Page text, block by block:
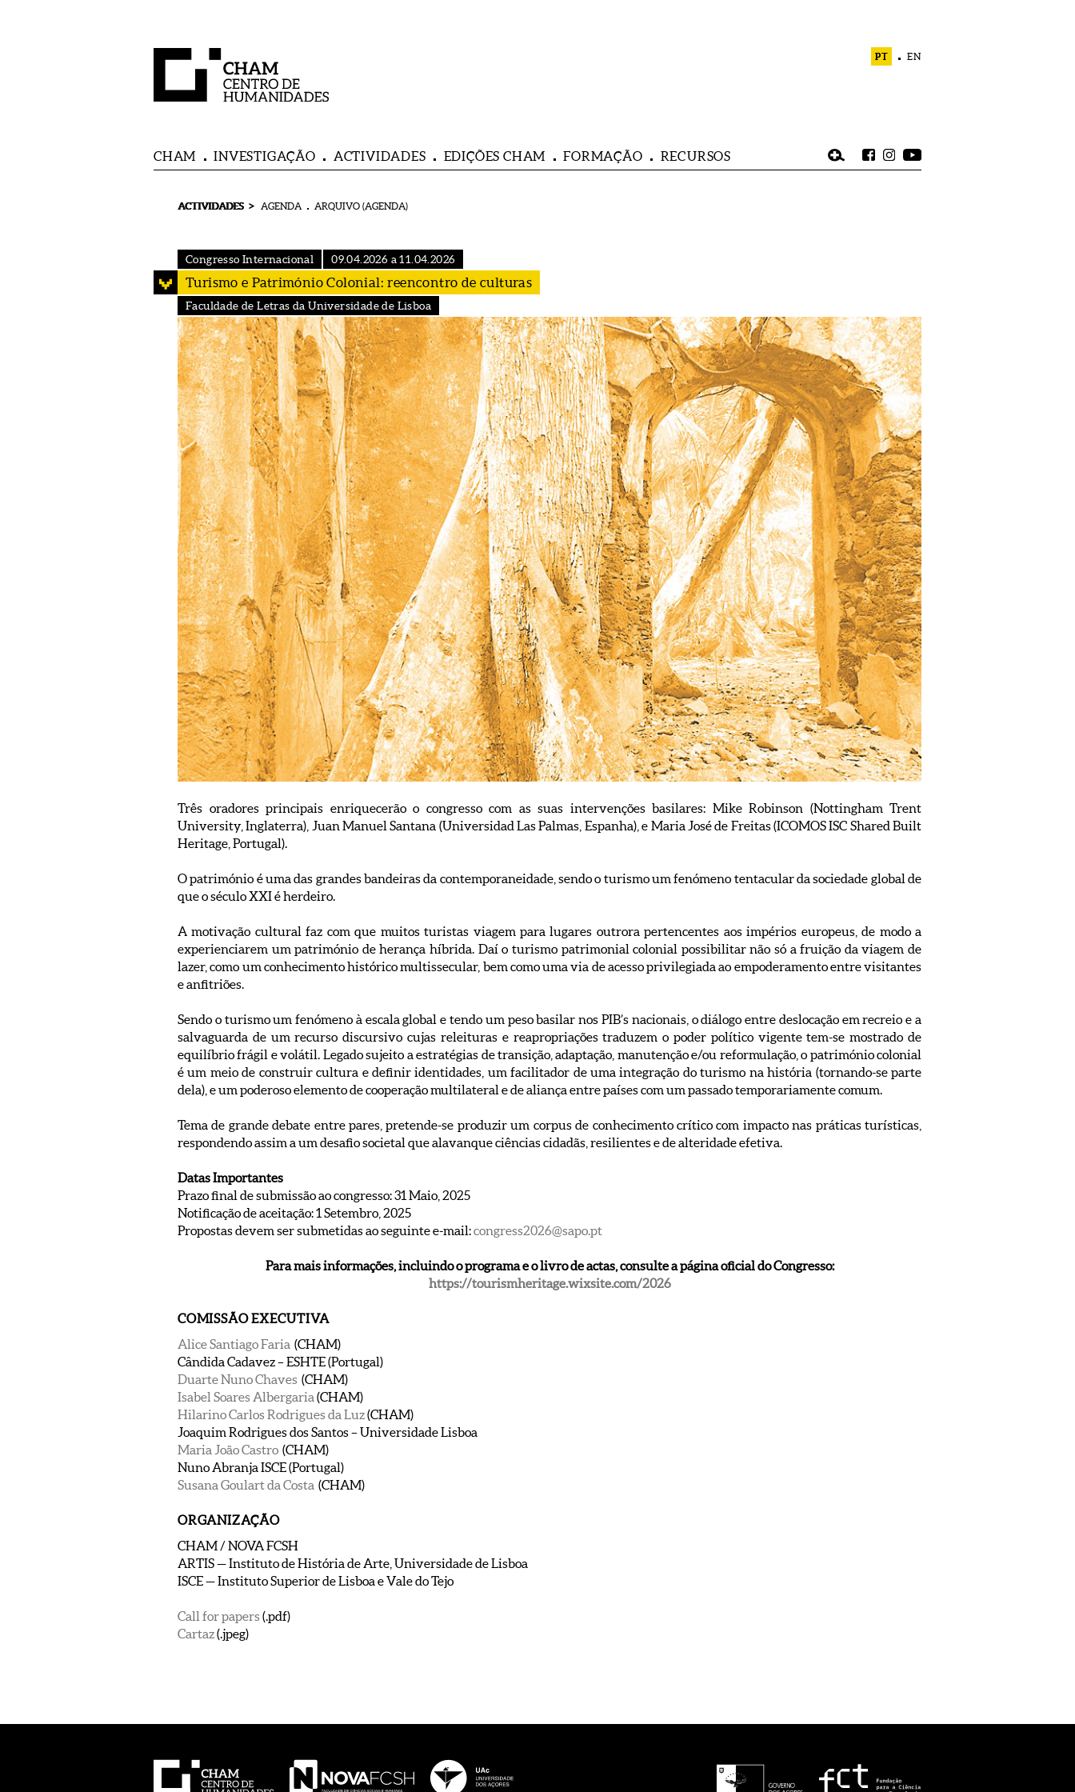
PT EN
CHAM INVESTIGAÇÃO ACTIVIDADES EDIÇÕES CHAM FORMAÇÃO RECURSOS
ACTIVIDADES > AGENDA ARQUIVO (AGENDA)
Congresso Internacional 09.04.2026 a 11.04.2026
Turismo e Património Colonial: reencontro de culturas
Faculdade de Letras da Universidade de Lisboa
Três oradores principais enriquecerão o congresso com as suas intervenções basilares: Mike Robinson (Nottingham Trent
University, Inglaterra), Juan Manuel Santana (Universidad Las Palmas, Espanha), e Maria José de Freitas (ICOMOS ISC Shared Built
Heritage, Portugal).
O património é uma das grandes bandeiras da contemporaneidade, sendo o turismo um fenómeno tentacular da sociedade global de
que o século XXI é herdeiro.
A motivação cultural faz com que muitos turistas viagem para lugares outrora pertencentes aos impérios europeus, de modo a
experienciarem um património de herança híbrida. Daí o turismo patrimonial colonial possibilitar não só a fruição da viagem de
lazer, como um conhecimento histórico multissecular, bem como uma via de acesso privilegiada ao empoderamento entre visitantes
e anfitriões.
Sendo o turismo um fenómeno à escala global e tendo um peso basilar nos PIB’s nacionais, o diálogo entre deslocação em recreio e a
salvaguarda de um recurso discursivo cujas releituras e reapropriações traduzem o poder político vigente tem-se mostrado de
equilíbrio frágil e volátil. Legado sujeito a estratégias de transição, adaptação, manutenção e/ou reformulação, o património colonial
é um meio de construir cultura e definir identidades, um facilitador de uma integração do turismo na história (tornando-se parte
dela), e um poderoso elemento de cooperação multilateral e de aliança entre países com um passado temporariamente comum.
Tema de grande debate entre pares, pretende-se produzir um corpus de conhecimento crítico com impacto nas práticas turísticas,
respondendo assim a um desafio societal que alavanque ciências cidadãs, resilientes e de alteridade efetiva.
Datas Importantes
Prazo final de submissão ao congresso: 31 Maio, 2025
Notificação de aceitação: 1 Setembro, 2025
Propostas devem ser submetidas ao seguinte e-mail:congress2026@sapo.pt
Para mais informações, incluindo o programa e o livro de actas, consulte a página oficial do Congresso:
https://tourismheritage.wixsite.com/2026
COMISSÃO EXECUTIVA
Alice Santiago Faria (CHAM)
Cândida Cadavez – ESHTE (Portugal)
Duarte Nuno Chaves (CHAM)
Isabel Soares Albergaria (CHAM)
Hilarino Carlos Rodrigues da Luz(CHAM)
Joaquim Rodrigues dos Santos – Universidade Lisboa
​Maria João Castro (CHAM)
Nuno Abranja ISCE (Portugal)
Susana Goulart da Costa (CHAM)
ORGANIZAÇÃO
CHAM / NOVA FCSH
ARTIS — Instituto de História de Arte, Universidade de Lisboa
ISCE — Instituto Superior de Lisboa e Vale do Tejo
Call for papers(.pdf)
Cartaz(.jpeg)